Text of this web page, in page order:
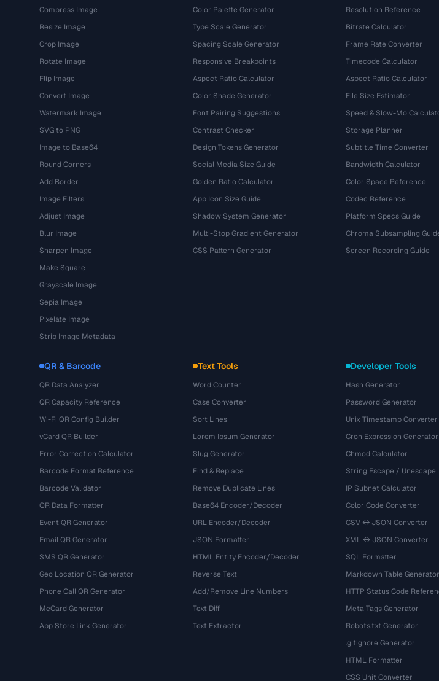
Compress Image
Resize Image
Crop Image
Rotate Image
Flip Image
Convert Image
Watermark Image
SVG to PNG
Image to Base64
Round Corners
Add Border
Image Filters
Adjust Image
Blur Image
Sharpen Image
Make Square
Grayscale Image
Sepia Image
Pixelate Image
Strip Image Metadata
Color Palette Generator
Type Scale Generator
Spacing Scale Generator
Responsive Breakpoints
Aspect Ratio Calculator
Color Shade Generator
Font Pairing Suggestions
Contrast Checker
Design Tokens Generator
Social Media Size Guide
Golden Ratio Calculator
App Icon Size Guide
Shadow System Generator
Multi-Stop Gradient Generator
CSS Pattern Generator
Resolution Reference
Bitrate Calculator
Frame Rate Converter
Timecode Calculator
Aspect Ratio Calculator
File Size Estimator
Speed & Slow-Mo
Storage Planner
Subtitle Time Converter
Bandwidth Calculator
Color Space Reference
Codec Reference
Platform Specs Guide
Chroma Subsampling
Screen Recording Guide
QR & Barcode
QR Data Analyzer
QR Capacity Reference
Wi-Fi QR Config Builder
vCard QR Builder
Error Correction Calculator
Barcode Format Reference
Barcode Validator
QR Data Formatter
Event QR Generator
Email QR Generator
SMS QR Generator
Geo Location QR Generator
Phone Call QR Generator
MeCard Generator
App Store Link Generator
Text Tools
Word Counter
Case Converter
Sort Lines
Lorem Ipsum Generator
Slug Generator
Find & Replace
Remove Duplicate Lines
Base64 Encoder/Decoder
URL Encoder/Decoder
JSON Formatter
HTML Entity Encoder/Decoder
Reverse Text
Add/Remove Line Numbers
Text Diff
Text Extractor
Developer Tools
Hash Generator
Password Generator
Unix Timestamp Converter
Cron Expression Generator
Chmod Calculator
String Escape / Unescape
IP Subnet Calculator
Color Code Converter
CSV ↔ JSON Converter
XML ↔ JSON Converter
SQL Formatter
Markdown Table Generator
HTTP Status Code
Meta Tags Generator
Robots.txt Generator
.gitignore Generator
HTML Formatter
CSS Unit Converter